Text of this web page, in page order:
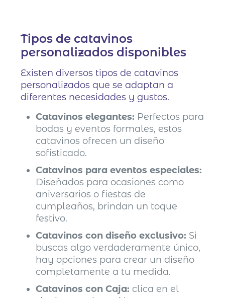
Tipos de catavinos
personalizados disponibles
Existen diversos tipos de catavinos
personalizados que se adaptan a
diferentes necesidades y gustos.
Catavinos elegantes: Perfectos para
bodas y eventos formales, estos
catavinos ofrecen un diseño
sofisticado.
Catavinos para eventos especiales:
Diseñados para ocasiones como
aniversarios o fiestas de
cumpleaños, brindan un toque
festivo.
Catavinos con diseño exclusivo: Si
buscas algo verdaderamente único,
hay opciones para crear un diseño
completamente a tu medida.
Catavinos con Caja: clica en el